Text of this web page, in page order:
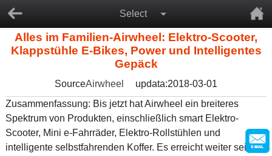
Select
Alles im Familien-Airwheel: Elektro-Scooter,
Klappstühle E-Bikes, Power und Intelligentes
Gepäck
SourceAirwheel
updata:2018-03-01
Zusammenfassung: Bis jetzt hat Airwheel ein breiteres
Spektrum von Produkten, einschließlich smart Elektro-
Scooter, Mini e-Fahrräder, Elektro-Rollstühlen und
intelligente selbstfahrenden Koffer. Es erreicht weiter seine